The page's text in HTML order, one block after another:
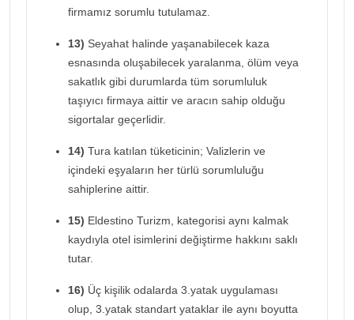
firmamız sorumlu tutulamaz.
13) Seyahat halinde yaşanabilecek kaza
esnasında oluşabilecek yaralanma, ölüm veya
sakatlık gibi durumlarda tüm sorumluluk
taşıyıcı firmaya aittir ve aracın sahip olduğu
sigortalar geçerlidir.
14) Tura katılan tüketicinin; Valizlerin ve
içindeki eşyaların her türlü sorumluluğu
sahiplerine aittir.
15) Eldestino Turizm, kategorisi aynı kalmak
kaydıyla otel isimlerini değiştirme hakkını saklı
tutar.
16) Üç kişilik odalarda 3.yatak uygulaması
olup, 3.yatak standart yataklar ile aynı boyutta